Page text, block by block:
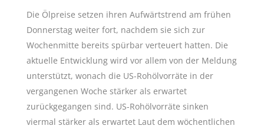
Die Ölpreise setzen ihren Aufwärtstrend am frühen
Donnerstag weiter fort, nachdem sie sich zur
Wochenmitte bereits spürbar verteuert hatten. Die
aktuelle Entwicklung wird vor allem von der Meldung
unterstützt, wonach die US-Rohölvorräte in der
vergangenen Woche stärker als erwartet
zurückgegangen sind. US-Rohölvorräte sinken
viermal stärker als erwartet Laut dem wöchentlichen